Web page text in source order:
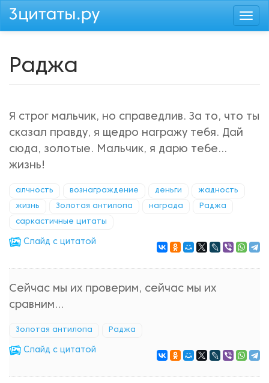
Перейти
Раджа
Я строг мальчик, но справедлив. За то, что ты
сказал правду, я щедро награжу тебя. Дай
сюда, золотые. Мальчик, я дарю тебе...
жизнь!
алчность вознаграждение деньги жадность
жизнь Золотая антилопа награда Раджа
саркастичные цитаты
Cлайд с цитатой
Сейчас мы их проверим, сейчас мы их
сравним…
Золотая антилопа Раджа
Cлайд с цитатой